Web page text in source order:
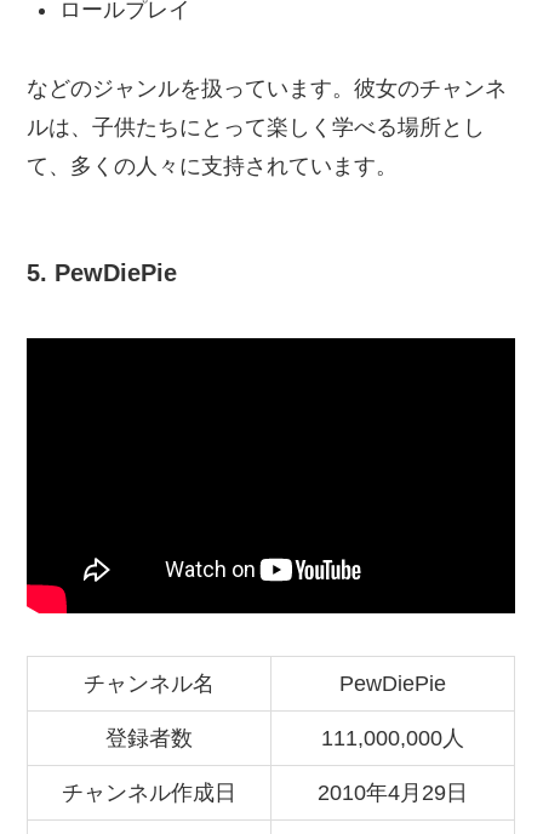
ロールプレイ
などのジャンルを扱っています。彼女のチャンネ
ルは、子供たちにとって楽しく学べる場所とし
て、多くの人々に支持されています。
5. PewDiePie
チャンネル名 PewDiePie
登録者数 111,000,000人
チャンネル作成日 2010年4月29日